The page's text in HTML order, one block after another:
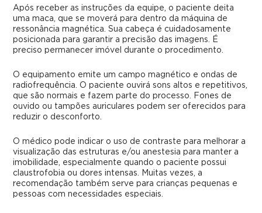
Após receber as instruções da equipe, o paciente deita
uma maca, que se moverá para dentro da máquina de
ressonância magnética. Sua cabeça é cuidadosamente
posicionada para garantir a precisão das imagens. É
preciso permanecer imóvel durante o procedimento.
O equipamento emite um campo magnético e ondas de
radiofrequência. O paciente ouvirá sons altos e repetitivos,
que são normais e fazem parte do processo. Fones de
ouvido ou tampões auriculares podem ser oferecidos para
reduzir o desconforto.
O médico pode indicar o uso de contraste para melhorar a
visualização das estruturas e/ou anestesia para manter a
imobilidade, especialmente quando o paciente possui
claustrofobia ou dores intensas. Muitas vezes, a
recomendação também serve para crianças pequenas e
pessoas com necessidades especiais.